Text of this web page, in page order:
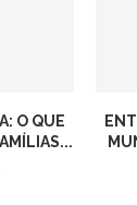
O QUE